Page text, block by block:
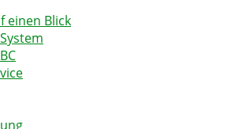
einen Blick